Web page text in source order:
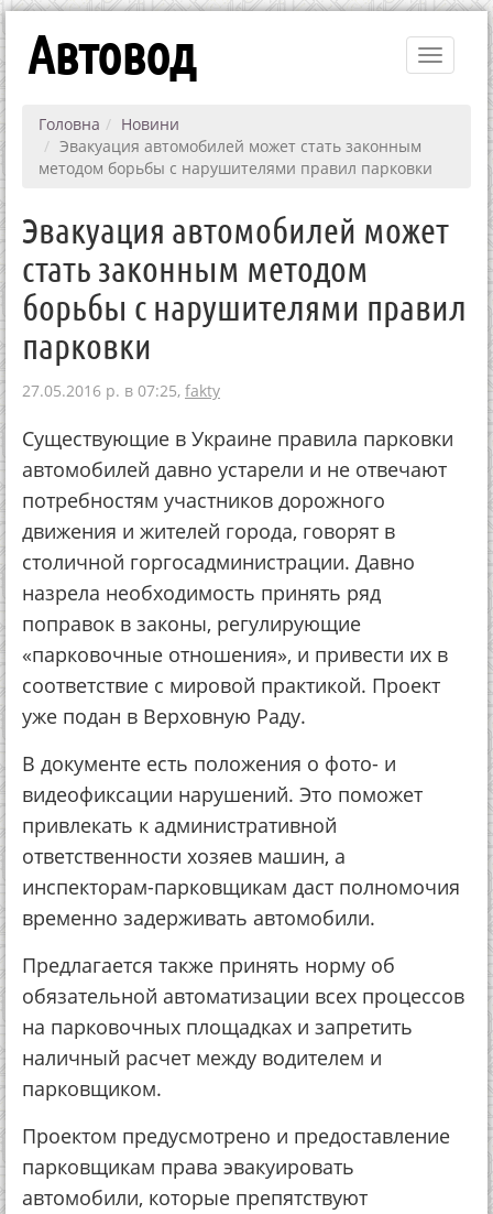
Toggle
Автовод
Головна
Новини
Эвакуация автомобилей может стать законным
методом борьбы с нарушителями правил парковки
Эвакуация автомобилей может
стать законным методом
борьбы с нарушителями правил
парковки
27.05.2016 р. в 07:25, fakty
Существующие в Украине правила парковки
автомобилей давно устарели и не отвечают
потребностям участников дорожного
движения и жителей города, говорят в
столичной горгосадминистрации. Давно
назрела необходимость принять ряд
поправок в законы, регулирующие
«парковочные отношения», и привести их в
соответствие с мировой практикой. Проект
уже подан в Верховную Раду.
В документе есть положения о фото- и
видеофиксации нарушений. Это поможет
привлекать к административной
ответственности хозяев машин, а
инспекторам-парковщикам даст полномочия
временно задерживать автомобили.
Предлагается также принять норму об
обязательной автоматизации всех процессов
на парковочных площадках и запретить
наличный расчет между водителем и
парковщиком.
Проектом предусмотрено и предоставление
парковщикам права эвакуировать
автомобили, которые препятствуют